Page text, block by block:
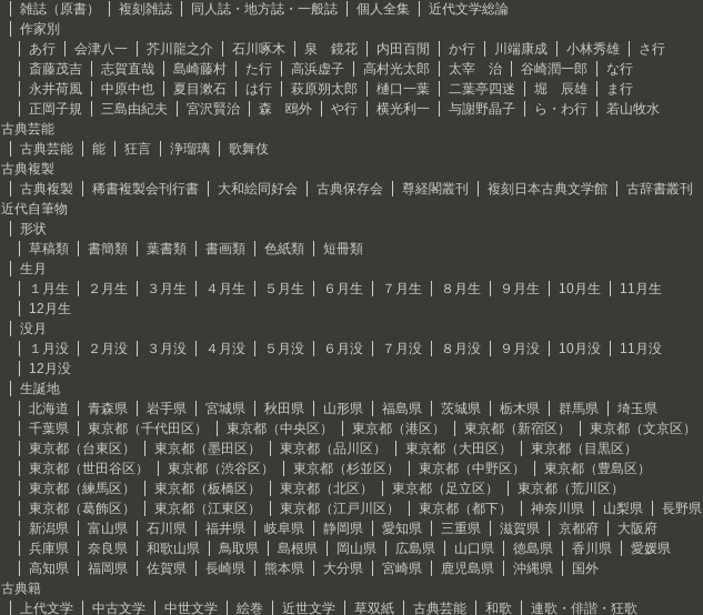
雑誌（原書）
複刻雑誌 同人誌・地方誌・一般誌 個人全集
近代文学総論
作家別
あ行
会津八一 芥川龍之介 石川啄木 泉 鏡花 内田百閒 か行 川端康成 小林秀雄
さ行
斎藤茂吉
志賀直哉 島崎藤村 た行 高浜虚子 高村光太郎 太宰 治 谷崎潤一郎
な行
永井荷風
中原中也 夏目漱石 は行 萩原朔太郎 樋口一葉 二葉亭四迷 堀 辰雄
ま行
正岡子規
三島由紀夫 宮沢賢治 森 鴎外 や行 横光利一 与謝野晶子 ら・わ行
若山牧水
古典芸能
古典芸能
能 狂言 浄瑠璃
歌舞伎
古典複製
古典複製
稀書複製会刊行書 大和絵同好会 古典保存会 尊経閣叢刊 複刻日本古典文学館
古辞書叢刊
近代自筆物
形状
草稿類
書簡類 葉書類 書画類 色紙類
短冊類
生月
１月生
２月生 ３月生 ４月生 ５月生 ６月生 ７月生 ８月生 ９月生 10月生
11月生
12月生
没月
１月没
２月没 ３月没 ４月没 ５月没 ６月没 ７月没 ８月没 ９月没 10月没
11月没
12月没
生誕地
北海道
青森県 岩手県 宮城県 秋田県 山形県 福島県 茨城県 栃木県 群馬県
埼玉県
千葉県
東京都（千代田区） 東京都（中央区） 東京都（港区） 東京都（新宿区）
東京都（文京区）
東京都（台東区）
東京都（墨田区） 東京都（品川区） 東京都（大田区）
東京都（目黒区）
東京都（世田谷区）
東京都（渋谷区） 東京都（杉並区） 東京都（中野区）
東京都（豊島区）
東京都（練馬区）
東京都（板橋区） 東京都（北区） 東京都（足立区）
東京都（荒川区）
東京都（葛飾区）
東京都（江東区） 東京都（江戸川区） 東京都（都下） 神奈川県 山梨県
長野県
新潟県
富山県 石川県 福井県 岐阜県 静岡県 愛知県 三重県 滋賀県 京都府
大阪府
兵庫県
奈良県 和歌山県 鳥取県 島根県 岡山県 広島県 山口県 徳島県 香川県
愛媛県
高知県
福岡県 佐賀県 長崎県 熊本県 大分県 宮崎県 鹿児島県 沖縄県
国外
古典籍
上代文学
中古文学 中世文学 絵巻 近世文学 草双紙 古典芸能 和歌 連歌・俳諧・狂歌